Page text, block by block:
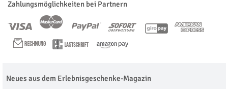
Zahlungsmöglichkeiten bei Partnern
Neues aus dem Erlebnisgeschenke-Magazin